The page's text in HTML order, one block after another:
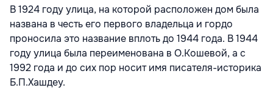
В 1924 году улица, на которой расположен дом была
названа в честь его первого владельца и гордо
проносила это название вплоть до 1944 года. В 1944
году улица была переименована в О.Кошевой, а с
1992 года и до сих пор носит имя писателя-историка
Б.П.Хашдеу.